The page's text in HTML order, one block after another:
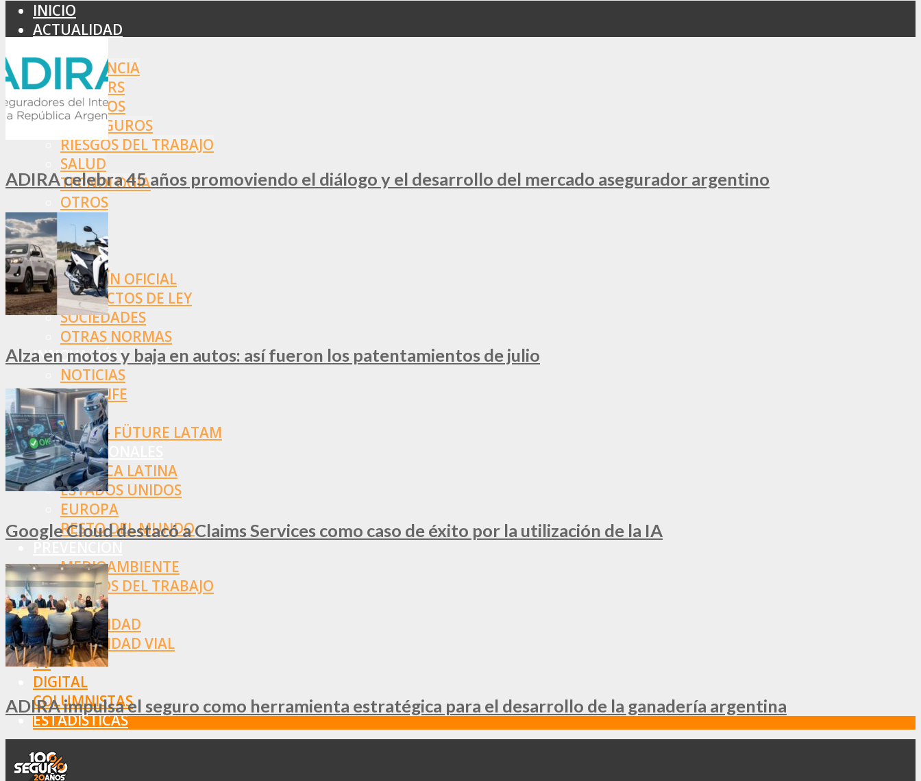
INICIO
ACTUALIDAD
ASISTENCIA
BROKERS
SEGUROS
REASEGUROS
RIESGOS DEL TRABAJO
SALUD
TECNOLOGÍA
OTROS
NORMAS
SSN
SRT
BOLETÍN OFICIAL
PROYECTOS DE LEY
SOCIEDADES
OTRAS NORMAS
INNOVACIÓN
NOTICIAS
LA CONFE
ITC
INESE – FÜTURE LATAM
INTERNACIONALES
AMÉRICA LATINA
ESTADOS UNIDOS
EUROPA
RESTO DEL MUNDO
MEDIOAMBIENTE
RIESGOS DEL TRABAJO
SALUD
SEGURIDAD
SEGURIDAD VIAL
TV
DIGITAL
COLUMNISTAS
ESTADÍSTICAS
ADIRA celebra 45 años promoviendo el diálogo y el desarrollo del mercado asegurador argentino
Alza en motos y baja en autos: así fueron los patentamientos de julio
Google Cloud destacó a Claims Services como caso de éxito por la utilización de la IA
ADIRA impulsa el seguro como herramienta estratégica para el desarrollo de la ganadería argentina